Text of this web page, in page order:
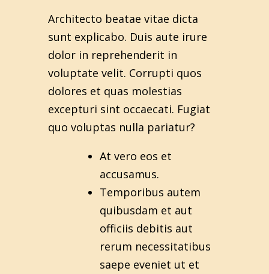
Architecto beatae vitae dicta
sunt explicabo. Duis aute irure
dolor in reprehenderit in
voluptate velit. Corrupti quos
dolores et quas molestias
excepturi sint occaecati. Fugiat
quo voluptas nulla pariatur?
At vero eos et
accusamus.
Temporibus autem
quibusdam et aut
officiis debitis aut
rerum necessitatibus
saepe eveniet ut et